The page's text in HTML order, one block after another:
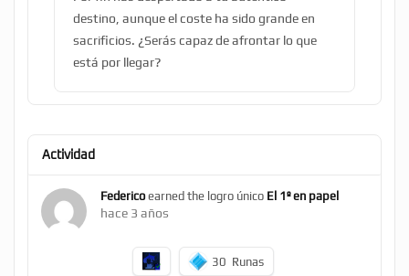
destino, aunque el coste ha sido grande en
sacrificios. ¿Serás capaz de afrontar lo que
está por llegar?
Actividad
Federicoearned the logro único El 1º en papel
hace 3 años
30 Runas